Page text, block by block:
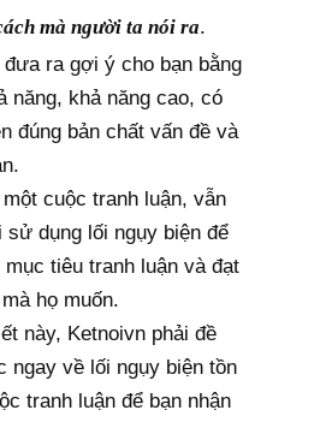
mà người ta nói ra.
đưa ra gợi ý cho bạn bằng
năng, khả năng cao, có
đúng bản chất vấn đề và
cuộc tranh luận, vẫn
dụng lối ngụy biện để
tiêu tranh luận và đạt
họ muốn.
này, Ketnoivn phải đề
ngay về lối ngụy biện tồn
tranh luận để bạn nhận